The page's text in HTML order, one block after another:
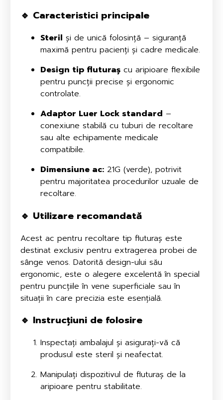
🔹 Caracteristici principale
Steril și de unică folosință – siguranță
maximă pentru pacienți și cadre medicale.
Design tip fluturașcu aripioare flexibile
pentru puncții precise și ergonomic
controlate.
Adaptor Luer Lock standard –
conexiune stabilă cu tuburi de recoltare
sau alte echipamente medicale
compatibile.
Dimensiune ac:21G (verde), potrivit
pentru majoritatea procedurilor uzuale de
recoltare.
🔹 Utilizare recomandată
Acest ac pentru recoltare tip fluturaș este
destinat exclusiv pentru extragerea probei de
sânge venos. Datorită design-ului său
ergonomic, este o alegere excelentă în special
pentru puncțiile în vene superficiale sau în
situații în care precizia este esențială.
🔹 Instrucțiuni de folosire
Inspectați ambalajul și asigurați-vă că
produsul este steril și neafectat.
Manipulați dispozitivul de fluturaș de la
aripioare pentru stabilitate.